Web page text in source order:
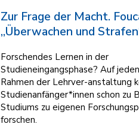
Zur Frage der Macht.
„Überwachen und
Forschendes Lernen in der
Studieneingangsphase? Auf
Rahmen der Lehrver-anstaltung
Studienanfänger*innen schon zu
Studiums zu eigenen
forschen.